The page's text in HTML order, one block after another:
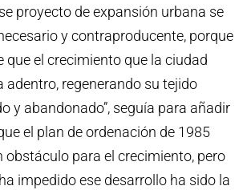
proyecto de expansión urbana se
y contraproducente, porque
que el crecimiento que la ciudad
adentro, regenerando su tejido
y abandonado”, seguía para añadir
el plan de ordenación de 1985
obstáculo para el crecimiento, pero
impedido ese desarrollo ha sido la